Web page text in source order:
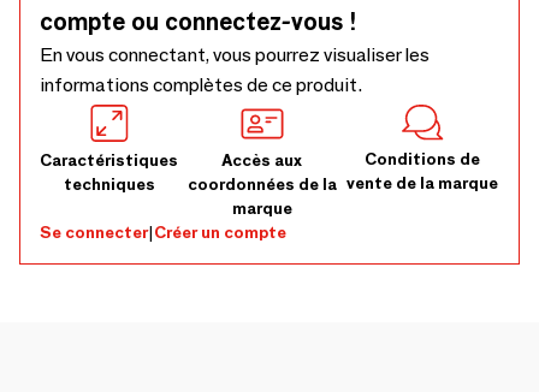
compte ou connectez-vous !
En vous connectant, vous pourrez visualiser les
informations complètes de ce produit.
Caractéristiques
techniques
Accès aux
coordonnées de la
marque
Conditions de
vente de la marque
Se connecter|Créer un compte